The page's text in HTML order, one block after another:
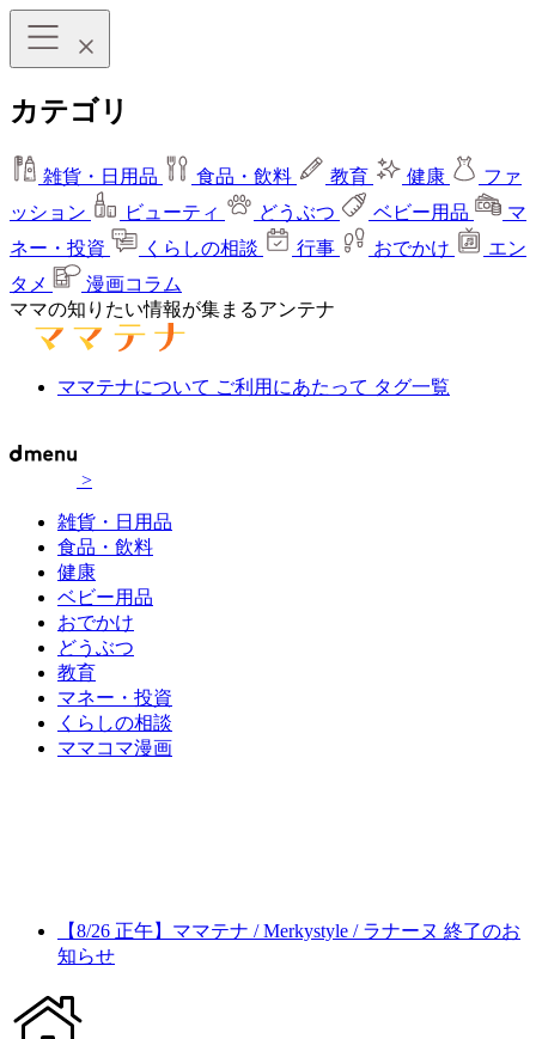
カテゴリ
雑貨・日用品 食品・飲料 教育 健康
ファ
ッション
ビューティ どうぶつ ベビー用品
マ
ネー・投資
くらしの相談 行事 おでかけ
エン
タメ
漫画コラム
ママの知りたい情報が集まるアンテナ
ママテナについて ご利用にあたって タグ一覧
>
雑貨・日用品
食品・飲料
健康
ベビー用品
おでかけ
どうぶつ
教育
マネー・投資
くらしの相談
ママコマ漫画
【8/26 正午】ママテナ / Merkystyle / ラナーヌ 終了のお
知らせ